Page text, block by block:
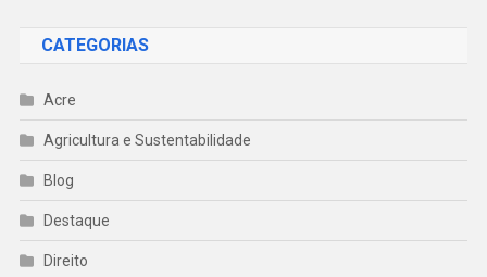
CATEGORIAS
Acre
Agricultura e Sustentabilidade
Blog
Destaque
Direito